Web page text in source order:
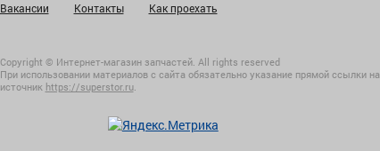
Вакансии
Контакты Как проехать
Copyright © Интернет-магазин запчастей. All rights reserved
При использовании материалов с сайта обязательно указание прямой ссылки на
источник https://superstor.ru.